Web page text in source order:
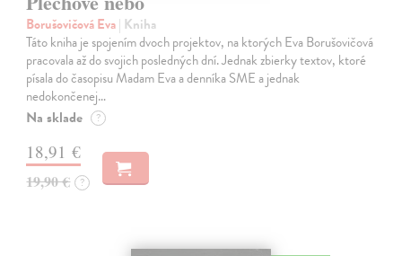
Borušovičová Eva| Kniha
Táto kniha je spojením dvoch projektov, na ktorých Eva Borušovičová
pracovala až do svojich posledných dní. Jednak zbierky textov, ktoré
písala do časopisu Madam Eva a denníka SME a jednak
nedokončenej…
Na sklade ?
18,91 €
19,90 € ?